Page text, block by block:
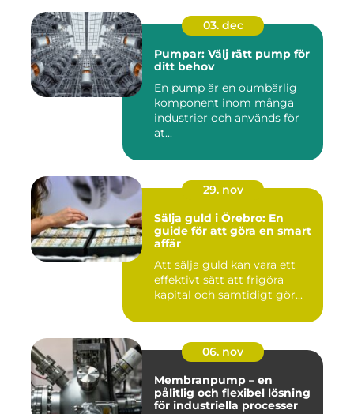
03. dec
Pumpar: Välj rätt pump för
ditt behov
En pump är en oumbärlig
komponent inom många
industrier och används för
at...
29. nov
Sälja guld i Örebro: En
guide för att göra en smart
affär
Att sälja guld kan vara ett
effektivt sätt att frigöra
kapital och samtidigt gör...
06. nov
Membranpump – en
pålitlig och flexibel lösning
för industriella processer